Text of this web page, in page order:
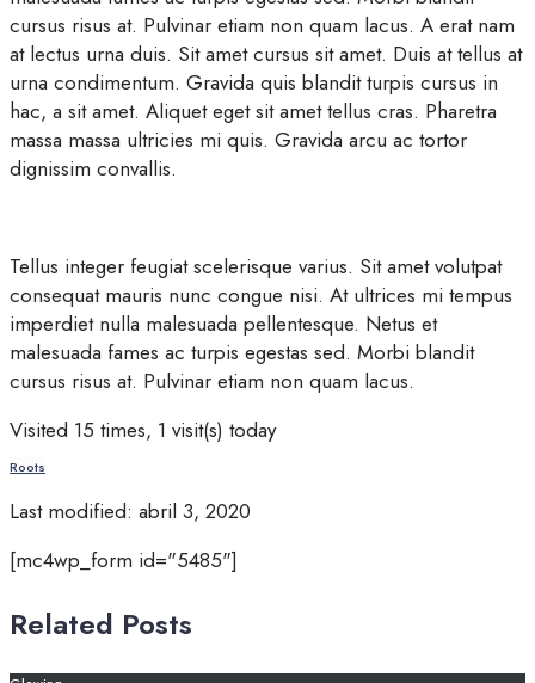
cursus risus at. Pulvinar etiam non quam lacus. A erat nam
at lectus urna duis. Sit amet cursus sit amet. Duis at tellus at
urna condimentum. Gravida quis blandit turpis cursus in
hac, a sit amet. Aliquet eget sit amet tellus cras. Pharetra
massa massa ultricies mi quis. Gravida arcu ac tortor
dignissim convallis.
Tellus integer feugiat scelerisque varius. Sit amet volutpat
consequat mauris nunc congue nisi. At ultrices mi tempus
imperdiet nulla malesuada pellentesque. Netus et
malesuada fames ac turpis egestas sed. Morbi blandit
cursus risus at. Pulvinar etiam non quam lacus.
Visited 15 times, 1 visit(s) today
Roots
Last modified: abril 3, 2020
[mc4wp_form id="5485"]
Related Posts